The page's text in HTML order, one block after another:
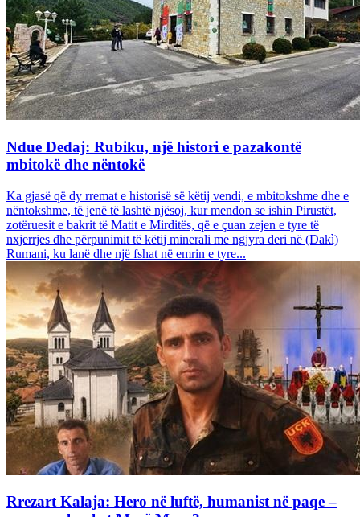
Ndue Dedaj: Rubiku, një histori e pazakontë
mbitokë dhe nëntokë
Ka gjasë që dy rremat e historisë së këtij vendi, e mbitokshme dhe e
nëntokshme, të jenë të lashtë njësoj, kur mendon se ishin Pirustët,
zotëruesit e bakrit të Matit e Mirditës, që e çuan zejen e tyre të
nxjerrjes dhe përpunimit të këtij minerali me ngjyra deri në (Dakì)
Rumani, ku lanë dhe një fshat në emrin e tyre...
Rrezart Kalaja: Hero në luftë, humanist në paqe –